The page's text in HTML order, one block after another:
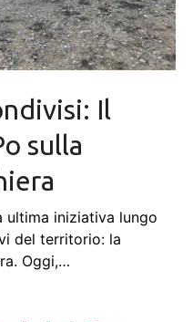
Il
sulla
ultima iniziativa lungo
del territorio: la
Oggi,…